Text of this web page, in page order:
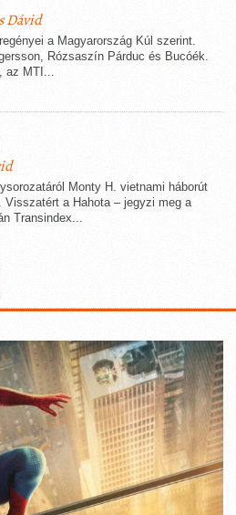
Dávid
a Magyarország Kúl szerint.
Rózsaszín Párduc és Bucóék.
az MTI...
Monty H. vietnami háborút
Visszatért a Hahota – jegyzi meg a
Transindex...